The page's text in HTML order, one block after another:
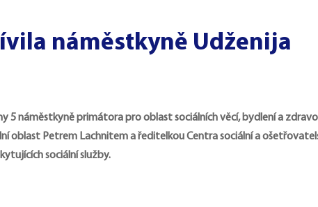
náměstkyně Udženija
5 náměstkyně primátora pro oblast sociálních věcí, bydlení a
oblast Petrem Lachnitem a ředitelkou Centra sociální a
sociální služby.